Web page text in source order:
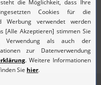
SQL-Cache-
die vorher konfigurierten
werden
PDF und per E-Mail